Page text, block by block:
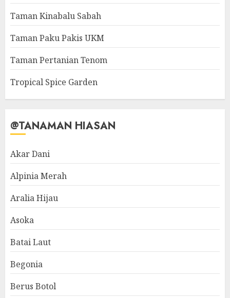
Taman Kinabalu Sabah
Taman Paku Pakis UKM
Taman Pertanian Tenom
Tropical Spice Garden
@TANAMAN HIASAN
Akar Dani
Alpinia Merah
Aralia Hijau
Asoka
Batai Laut
Begonia
Berus Botol